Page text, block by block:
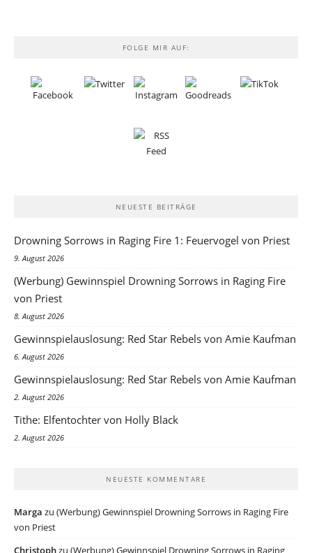
FOLGE MIR AUF:
NEUESTE BEITRÄGE
Drowning Sorrows in Raging Fire 1: Feuervogel von Priest
9. August 2026
(Werbung) Gewinnspiel Drowning Sorrows in Raging Fire
von Priest
8. August 2026
Gewinnspielauslosung: Red Star Rebels von Amie Kaufman
6. August 2026
Gewinnspielauslosung: Red Star Rebels von Amie Kaufman
2. August 2026
Tithe: Elfentochter von Holly Black
2. August 2026
NEUESTE KOMMENTARE
Marga zu (Werbung) Gewinnspiel Drowning Sorrows in Raging Fire
von Priest
Christophzu (Werbung) Gewinnspiel Drowning Sorrows in Raging